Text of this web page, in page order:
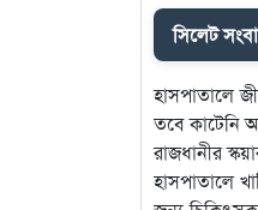
সিলেট
হাসপাতালে
তবে কাটেনি
রাজধানীর
হাসপাতালে